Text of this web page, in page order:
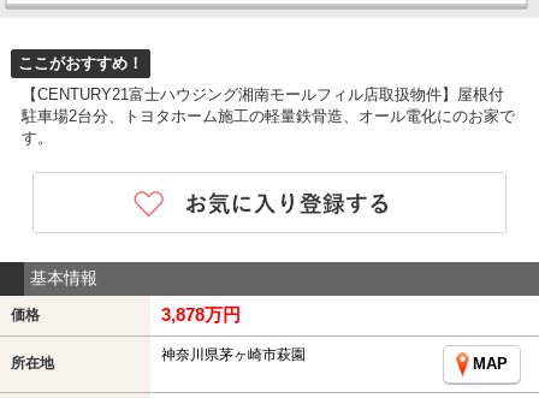
ここがおすすめ！
【CENTURY21富士ハウジング湘南モールフィル店取扱物件】屋根付
駐車場2台分、トヨタホーム施工の軽量鉄骨造、オール電化にのお家で
す。
基本情報
価格 3,878万円
所在地 神奈川県茅ヶ崎市萩園
MAP